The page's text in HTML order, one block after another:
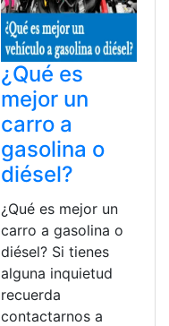
¿Qué es
mejor un
carro a
gasolina o
diésel?
¿Qué es mejor un
carro a gasolina o
diésel? Si tienes
alguna inquietud
recuerda
contactarnos a